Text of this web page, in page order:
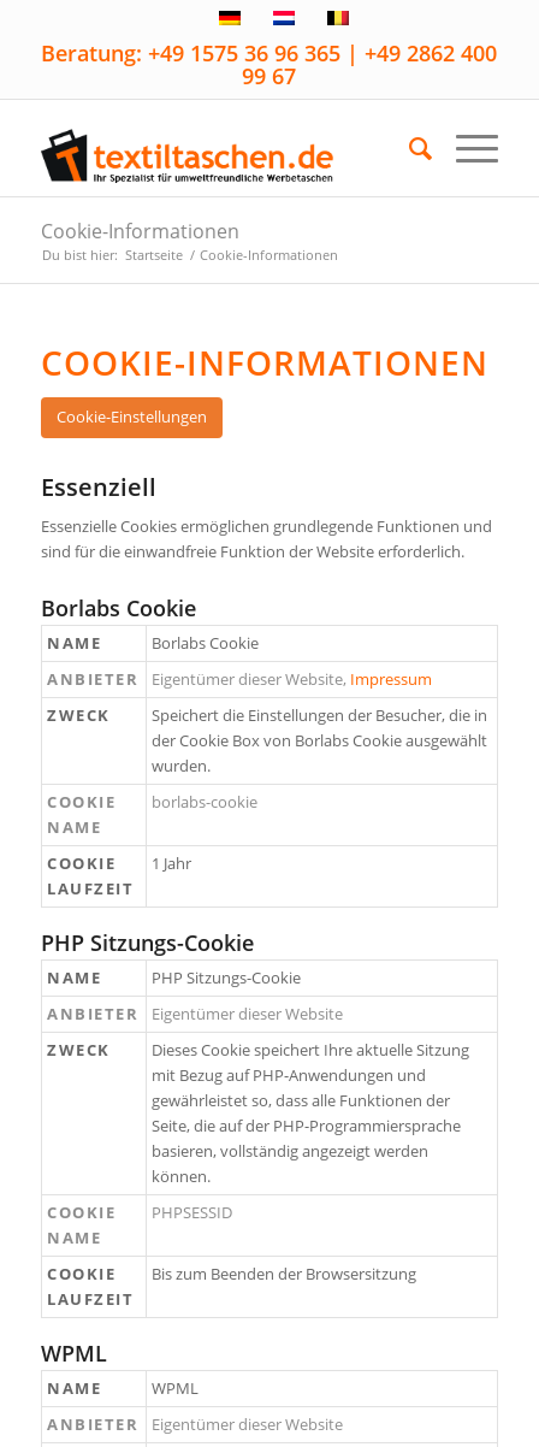
Beratung: +49 1575 36 96 365 | +49 2862 400
99 67
Cookie-Informationen
Du bist hier: Startseite / Cookie-Informationen
COOKIE-INFORMATIONEN
Cookie-Einstellungen
Essenziell
Essenzielle Cookies ermöglichen grundlegende Funktionen und
sind für die einwandfreie Funktion der Website erforderlich.
Borlabs Cookie
NAME
Borlabs Cookie
ANBIETER
Eigentümer dieser Website, Impressum
ZWECK
Speichert die Einstellungen der Besucher, die in
der Cookie Box von Borlabs Cookie ausgewählt
wurden.
COOKIE
NAME
borlabs-cookie
COOKIE
LAUFZEIT
1 Jahr
PHP Sitzungs-Cookie
NAME
PHP Sitzungs-Cookie
ANBIETER
Eigentümer dieser Website
ZWECK
Dieses Cookie speichert Ihre aktuelle Sitzung
mit Bezug auf PHP-Anwendungen und
gewährleistet so, dass alle Funktionen der
Seite, die auf der PHP-Programmiersprache
basieren, vollständig angezeigt werden
können.
COOKIE
NAME
PHPSESSID
COOKIE
LAUFZEIT
Bis zum Beenden der Browsersitzung
WPML
NAME
WPML
ANBIETER
Eigentümer dieser Website